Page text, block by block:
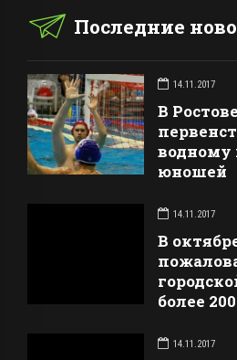
Последние
14.11.2017
В
водному
юношей
14.11.2017
В
более
14.11.2017